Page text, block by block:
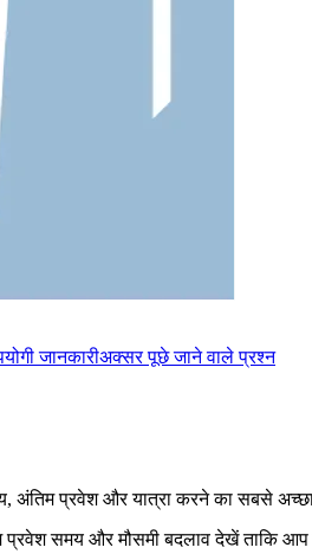
जानकारीअक्सर पूछे जाने वाले प्रश्न
अंतिम प्रवेश और यात्रा करने का सबसे
समय और मौसमी बदलाव देखें ताकि आप